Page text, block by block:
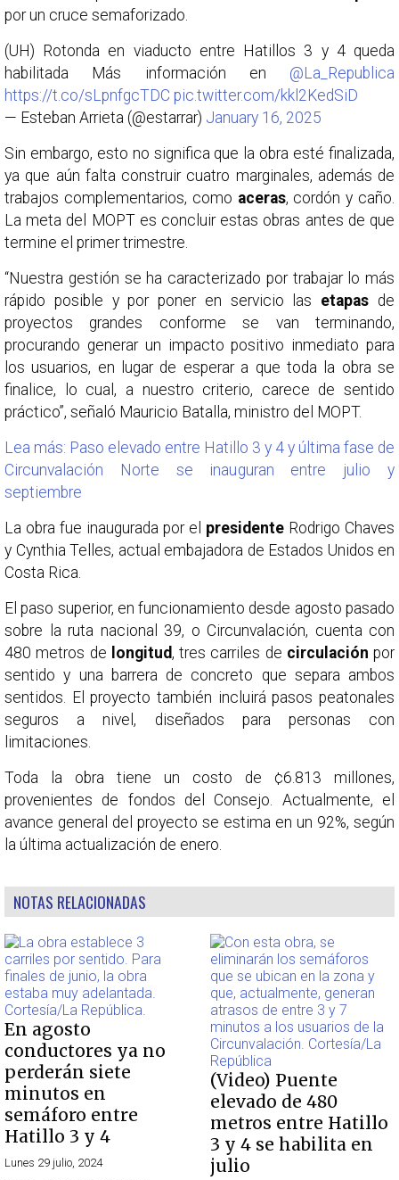
por un cruce semaforizado.
(UH) Rotonda en viaducto entre Hatillos 3 y 4 queda
habilitada Más información en @La_Republica
https://t.co/sLpnfgcTDC pic.twitter.com/kkl2KedSiD
— Esteban Arrieta (@estarrar) January 16, 2025
Sin embargo, esto no significa que la obra esté finalizada,
ya que aún falta construir cuatro marginales, además de
trabajos complementarios, como aceras, cordón y caño.
La meta del MOPT es concluir estas obras antes de que
termine el primer trimestre.
“Nuestra gestión se ha caracterizado por trabajar lo más
rápido posible y por poner en servicio las etapas de
proyectos grandes conforme se van terminando,
procurando generar un impacto positivo inmediato para
los usuarios, en lugar de esperar a que toda la obra se
finalice, lo cual, a nuestro criterio, carece de sentido
práctico”, señaló Mauricio Batalla, ministro del MOPT.
Lea más: Paso elevado entre Hatillo 3 y 4 y última fase de
Circunvalación Norte se inauguran entre julio y
septiembre
La obra fue inaugurada por el presidente Rodrigo Chaves
y Cynthia Telles, actual embajadora de Estados Unidos en
Costa Rica.
El paso superior, en funcionamiento desde agosto pasado
sobre la ruta nacional 39, o Circunvalación, cuenta con
480 metros de longitud, tres carriles de circulación por
sentido y una barrera de concreto que separa ambos
sentidos. El proyecto también incluirá pasos peatonales
seguros a nivel, diseñados para personas con
limitaciones.
Toda la obra tiene un costo de ¢6.813 millones,
provenientes de fondos del Consejo. Actualmente, el
avance general del proyecto se estima en un 92%, según
la última actualización de enero.
NOTAS RELACIONADAS
En agosto
conductores ya no
perderán siete
minutos en
semáforo entre
Hatillo 3 y 4
Lunes 29 julio, 2024
(Video) Puente
elevado de 480
metros entre Hatillo
3 y 4 se habilita en
julio